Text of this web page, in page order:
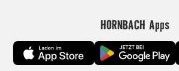
HORNBACH Apps